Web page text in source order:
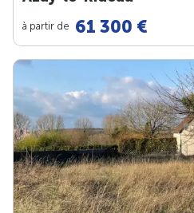
à partir de 61 300 €